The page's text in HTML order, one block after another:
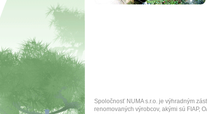
Spoločnosť NUMA s.r.o. je výhradným
renomovaných výrobcov, akými sú FIAP,